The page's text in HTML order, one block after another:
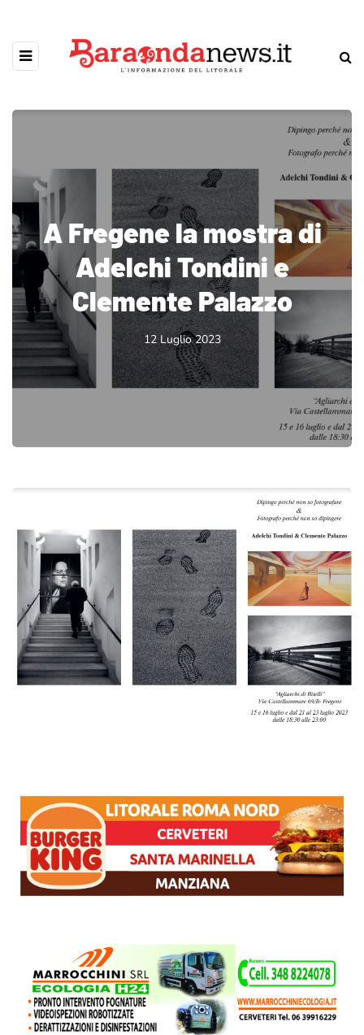
A Fregene la mostra di
Adelchi Tondini e
Clemente Palazzo
12 Luglio 2023